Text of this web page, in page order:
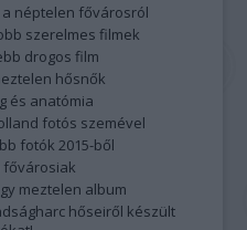
néptelen fővárosról
szerelmes filmek
drogos film
hősnők
és anatómia
fotós szemével
fotók 2015-ből
fővárosiak
meztelen album
hőseiről készült